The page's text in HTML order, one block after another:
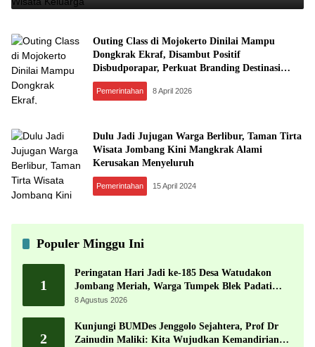
Outing Class di Mojokerto Dinilai Mampu
Dongkrak Ekraf, Disambut Positif
Disbudporapar, Perkuat Branding Destinasi
Wisata
Pemerintahan 8 April 2026
Dulu Jadi Jujugan Warga Berlibur, Taman Tirta
Wisata Jombang Kini Mangkrak Alami
Kerusakan Menyeluruh
Pemerintahan 15 April 2024
Populer Minggu Ini
1
Peringatan Hari Jadi ke-185 Desa Watudakon
Jombang Meriah, Warga Tumpek Blek Padati
Karnaval Budaya
8 Agustus 2026
2
Kunjungi BUMDes Jenggolo Sejahtera, Prof Dr
Zainudin Maliki: Kita Wujudkan Kemandirian